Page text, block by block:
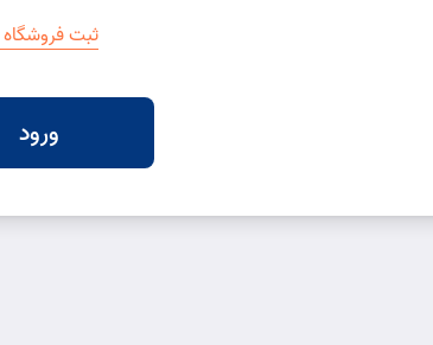
ثبت
ورود